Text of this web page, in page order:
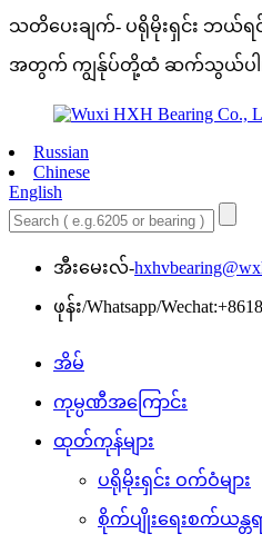
သတိပေးချက်- ပရိုမိုးရှင်း ဘယ်ရင်
အတွက် ကျွန်ုပ်တို့ထံ ဆက်သွယ်ပါ
Russian
Chinese
English
အီးမေးလ်-
ဖုန်း/Whatsapp/
အိမ်
ကုမ္ပဏီအကြောင်း
ထုတ်ကုန်များ
ပရိုမိုးရှင်း ဝက်ဝံများ
စိုက်ပျိုးရေးစက်ယန္တရ